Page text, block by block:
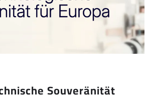
Souveränität